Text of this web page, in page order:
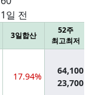
1일 전
3일합산
52주
최고최저
17.94%
64,100
23,700